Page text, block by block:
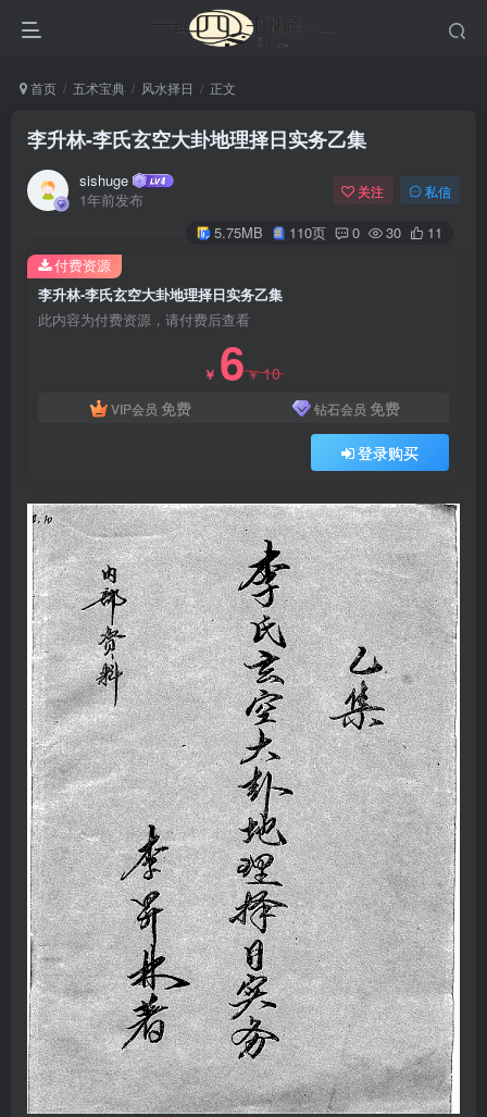
首页 五术宝典 风水择日 正文
李升林-李氏玄空大卦地理择日实务乙集
sishuge
1年前发布
关注 私信
5.75MB 110页 0 30 11
李升林-李氏玄空大卦地理择日实务乙集
此内容为付费资源，请付费后查看
￥ 6￥10
VIP会员 免费 钻石会员 免费
登录购买
付费资源